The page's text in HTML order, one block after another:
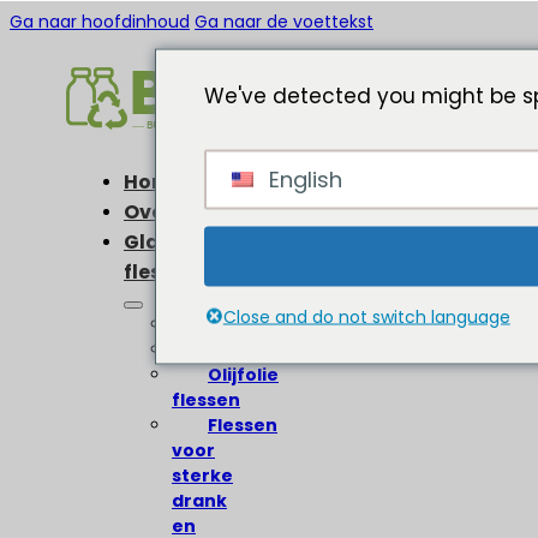
Ga naar hoofdinhoud Ga naar de voettekst
Home
Over
Glazen
flessen
Wijnflessen
Olijfolie
flessen
Flessen
voor
sterke
drank
en
We've detected you might be
English
Close and do not switch language